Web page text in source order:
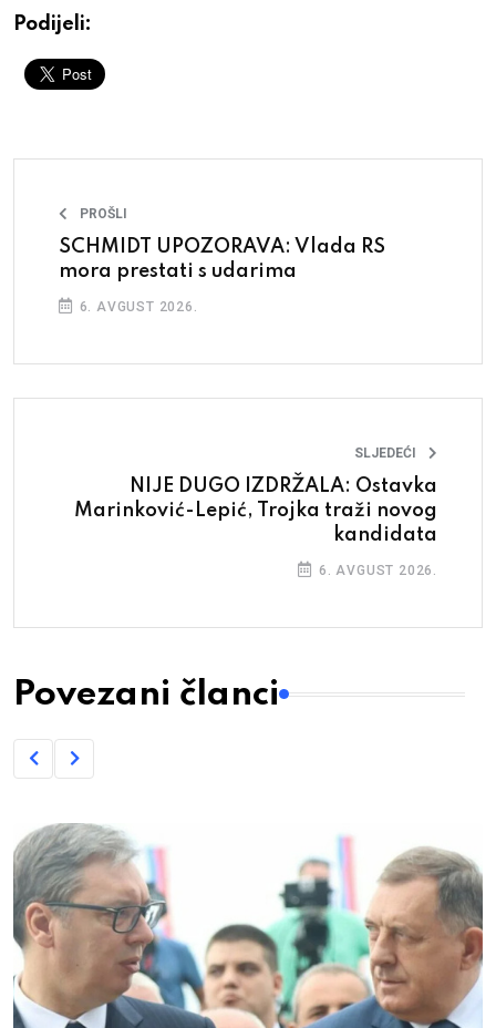
Podijeli:
PROŠLI
SCHMIDT UPOZORAVA: Vlada RS
mora prestati s udarima
6. AVGUST 2026.
SLJEDEĆI
NIJE DUGO IZDRŽALA: Ostavka
Marinković-Lepić, Trojka traži novog
kandidata
6. AVGUST 2026.
Povezani članci